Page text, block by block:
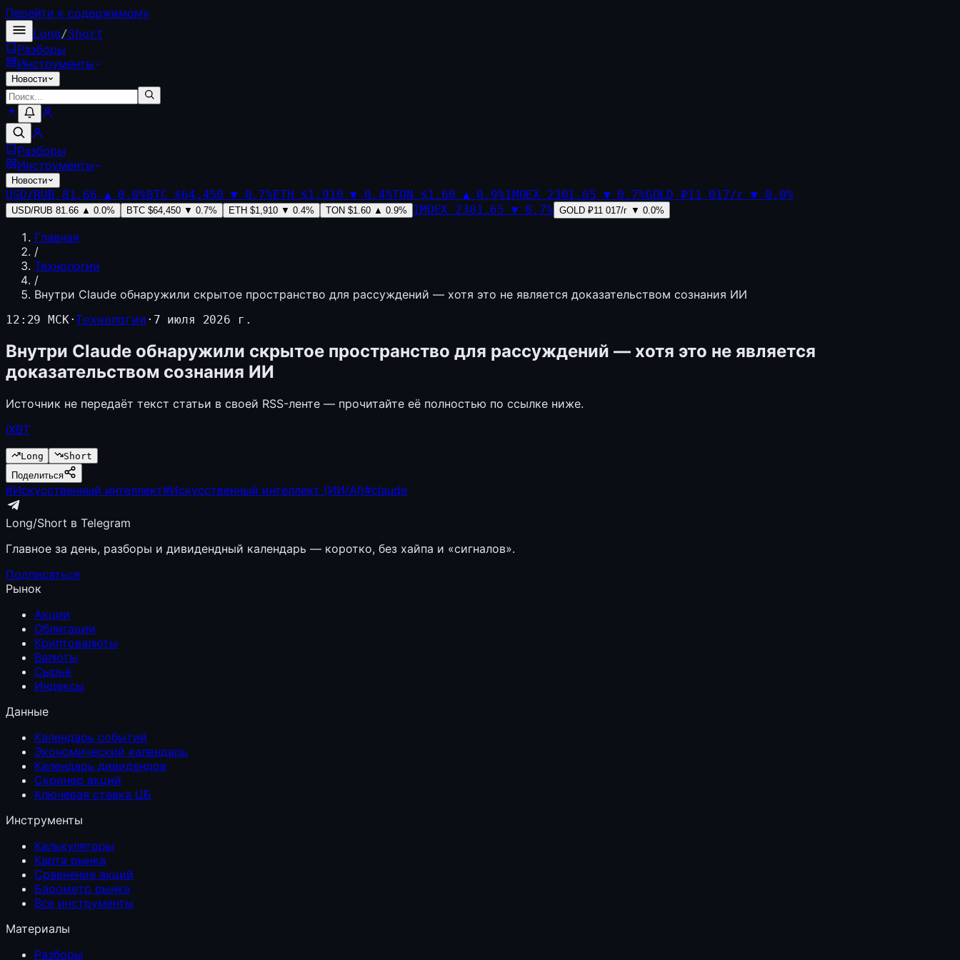
Перейти к содержимому
Long/Short
Разборы
Инструменты
Новости
Разборы
Инструменты
Новости
USD/RUB 81.66 ▲ 0.0%BTC $64,450 ▼ 0.7%ETH $1,910 ▼ 0.4%TON $1.60 ▲ 0.9%IMOEX 2301.65 ▼ 0.7%GOLD ₽11 017/г ▼ 0.0%
USD/RUB 81.66 ▲ 0.0% BTC $64,450 ▼ 0.7% ETH $1,910 ▼ 0.4% TON $1.60 ▲ 0.9% IMOEX 2301.65 ▼ 0.7% GOLD ₽11 017/г ▼ 0.0%
Главная
/
Технологии
/
Внутри Claude обнаружили скрытое пространство для рассуждений — хотя это не является доказательством сознания ИИ
12:29 МСК·Технологии · 7 июля 2026 г.
Внутри Claude обнаружили скрытое пространство для рассуждений — хотя это не является
доказательством сознания ИИ
Источник не передаёт текст статьи в своей RSS-ленте — прочитайте её полностью по ссылке ниже.
iXBT
Long
Short
Поделиться
#Искусственный интеллект#Искусственный интеллект (ИИ/AI)#claude
Long/Short в Telegram
Главное за день, разборы и дивидендный календарь — коротко, без хайпа и «сигналов».
Подписаться
Рынок
Акции
Облигации
Криптовалюты
Валюты
Сырьё
Индексы
Данные
Календарь событий
Экономический календарь
Календарь дивидендов
Скринер акций
Ключевая ставка ЦБ
Инструменты
Калькуляторы
Карта рынка
Сравнение акций
Барометр рынка
Все инструменты
Материалы
Разборы